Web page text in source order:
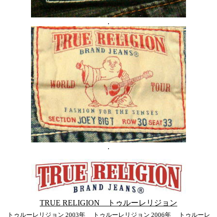
.
.
TRUE RELIGION トゥルーレリジョン
トゥルーレリジョン 2003年 トゥルーレリジョン 2006年 トゥルーレ